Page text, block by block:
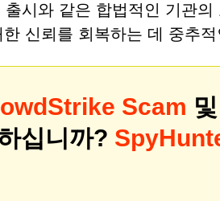
시와 같은 합법적인 기관
신뢰를 회복하는 데 중추
Scam
십니까?